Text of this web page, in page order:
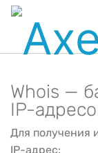
Whois —
IP-
Для получения
IP-адрес: